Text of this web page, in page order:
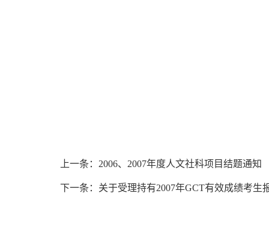
上一条：2006、2007年度人文社科项目结题通知
下一条：关于受理持有2007年GCT有效成绩考